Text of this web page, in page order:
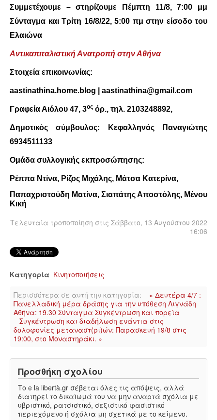
Συμμετέχουμε – στηρίζουμε
Πέμπτη 11/8, 7:00 μμ
Σύνταγμα και Τρίτη 16/8/22, 5:00 πμ στην είσοδο του
Ελαιώνα
Αντικαπιταλιστική Ανατροπή στην Αθήνα
Στοιχεία επικοινωνίας:
aastinathina.home.blog aastinathina@gmail .com
Γραφεία Αιόλου 47, 3ος όρ., τηλ. 2103248892,
Δημοτικός σύμβουλος: Κεφαλληνός Παναγιώτης
6934511133
Ομάδα συλλογικής εκπροσώπησης:
Ρέππα Ντίνα, Ρίζος Μιχάλης, Μάτσα Κατερίνα,
Παπαχριστούδη Ματίνα, Σιαπάτης Αποστόλης, Μένου
Κική
Τελευταία τροποποίηση στις Σάββατο, 13 Αυγούστου 2022
16:06
Κατηγορία Κινητοποιήσεις
Περισσότερα σε αυτή την κατηγορία:
« Δευτέρα 4/7 :
Πανελλαδική μέρα δράσης για την υπόθεση Λιγνάδη
Αθήνα: 19.30 Σύνταγμα Συγκέντρωση και πορεία
Συγκέντρωση και διαδήλωση ενάντια στις
δολοφονίες μεταναστ(ρι)ών: Παρασκευή 19/8 στις
19:00, στο Μοναστηράκι. »
Προσθήκη σχολίου
Το e la libertà.gr σέβεται όλες τις απόψεις, αλλά
διατηρεί το δικαίωμά του να μην αναρτά σχόλια με
υβριστικό, ρατσιστικό, σεξιστικό φασιστικό
περιεχόμενο ή σχόλια μη σχετικά με το κείμενο.